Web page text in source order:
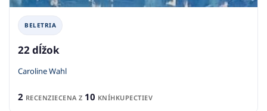
BELETRIA
22 dĺžok
Caroline Wahl
2 RECENZIECENA Z 10 KNÍHKUPECTIEV